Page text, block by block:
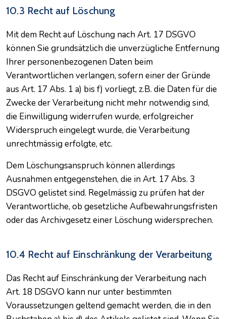
10.3 Recht auf Löschung
Mit dem Recht auf Löschung nach Art. 17 DSGVO
können Sie grundsätzlich die unverzügliche Entfernung
Ihrer personenbezogenen Daten beim
Verantwortlichen verlangen, sofern einer der Gründe
aus Art. 17 Abs. 1 a) bis f) vorliegt, z.B. die Daten für die
Zwecke der Verarbeitung nicht mehr notwendig sind,
die Einwilligung widerrufen wurde, erfolgreicher
Widerspruch eingelegt wurde, die Verarbeitung
unrechtmässig erfolgte, etc.
Dem Löschungsanspruch können allerdings
Ausnahmen entgegenstehen, die in Art. 17 Abs. 3
DSGVO gelistet sind. Regelmässig zu prüfen hat der
Verantwortliche, ob gesetzliche Aufbewahrungsfristen
oder das Archivgesetz einer Löschung widersprechen.
10.4 Recht auf Einschränkung der Verarbeitung
Das Recht auf Einschränkung der Verarbeitung nach
Art. 18 DSGVO kann nur unter bestimmten
Voraussetzungen geltend gemacht werden, die in den